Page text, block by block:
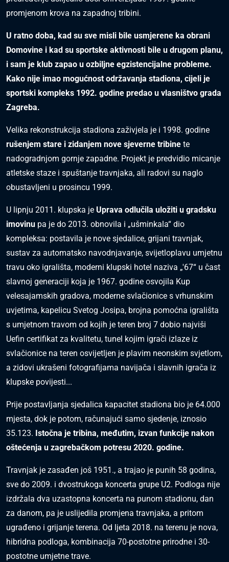
promjenom krova na zapadnoj tribini.
U ratno doba, kad su sve misli bile usmjerene ka obrani
Domovine i kad su sportske aktivnosti bile u drugom planu,
i sam je klub zapao u ozbiljne egzistencijalne probleme.
Kako nije imao mogućnost održavanja stadiona, cijeli je
sportski kompleks 1992. godine predao u vlasništvo grada
Zagreba.
Velika rekonstrukcija stadiona zaživjela je i 1998. godine
rušenjem stare i zidanjem nove sjeverne tribine te
nadogradnjom gornje zapadne. Projekt je predvidio micanje
atletske staze i spuštanje travnjaka, ali radovi su naglo
obustavljeni u prosincu 1999.
U lipnju 2011. klupska je Uprava odlučila uložiti u gradsku
imovinu pa je do 2013. obnovila i „ušminkala“ dio
kompleksa: postavila je nove sjedalice, grijani travnjak,
sustav za automatsko navodnjavanje, svijetloplavu umjetnu
travu oko igrališta, moderni klupski hotel naziva „'67“ u čast
slavnoj generaciji koja je 1967. godine osvojila Kup
velesajamskih gradova, moderne svlačionice s vrhunskim
uvjetima, kapelicu Svetog Josipa, brojna pomoćna igrališta
s umjetnom travom od kojih je teren broj 7 dobio najviši
Uefin certifikat za kvalitetu, tunel kojim igrači izlaze iz
svlačionice na teren osvijetljen je plavim neonskim svjetlom,
a zidovi ukrašeni fotografijama navijača i slavnih igrača iz
klupske povijesti...
Prije postavljanja sjedalica kapacitet stadiona bio je 64.000
mjesta, dok je potom, računajući samo sjedenje, iznosio
35.123. Istočna je tribina, međutim, izvan funkcije nakon
oštećenja u zagrebačkom potresu 2020. godine.
Travnjak je zasađen još 1951., a trajao je punih 58 godina,
sve do 2009. i dvostrukoga koncerta grupe U2. Podloga nije
izdržala dva uzastopna koncerta na punom stadionu, dan
za danom, pa je uslijedila promjena travnjaka, a pritom
ugrađeno i grijanje terena. Od ljeta 2018. na terenu je nova,
hibridna podloga, kombinacija 70-postotne prirodne i 30-
postotne umjetne trave.